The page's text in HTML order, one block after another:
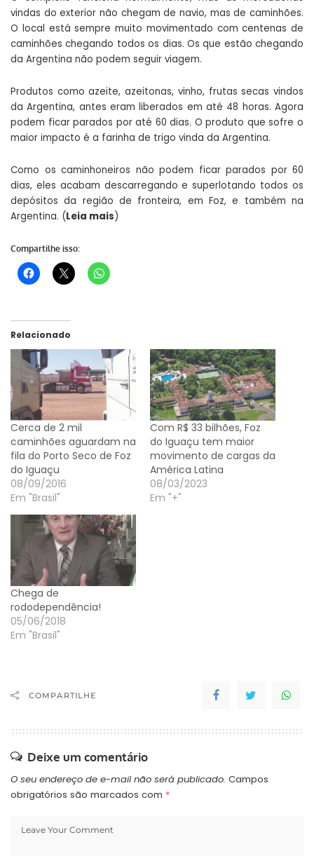
vindas do exterior não chegam de navio, mas de caminhões.
O local está sempre muito movimentado com centenas de
caminhões chegando todos os dias. Os que estão chegando
da Argentina não podem seguir viagem.
Produtos como azeite, azeitonas, vinho, frutas secas vindos
da Argentina, antes eram liberados em até 48 horas. Agora
podem ficar parados por até 60 dias. O produto que sofre o
maior impacto é a farinha de trigo vinda da Argentina.
Como os caminhoneiros não podem ficar parados por 60
dias, eles acabam descarregando e superlotando todos os
depósitos da região de fronteira, em Foz, e também na
Argentina. (Leia mais)
Compartilhe isso:
Relacionado
Cerca de 2 mil
caminhões aguardam na
fila do Porto Seco de Foz
do Iguaçu
08/09/2016
Em "Brasil"
Com R$ 33 bilhões, Foz
do Iguaçu tem maior
movimento de cargas da
América Latina
08/03/2023
Em "+"
Chega de
rododependência!
05/06/2018
Em "Brasil"
COMPARTILHE
Deixe um comentário
O seu endereço de e-mail não será publicado. Campos
obrigatórios são marcados com *